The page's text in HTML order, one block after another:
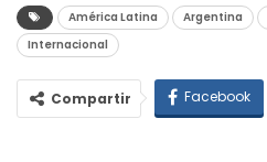
América Latina Argentina
Internacional
Compartir Facebook